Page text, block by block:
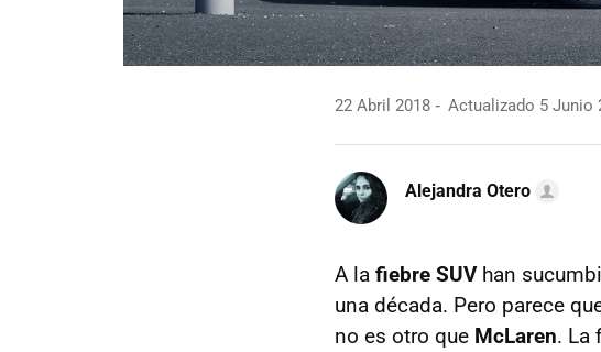
22 Abril 2018 Actualizado 5 Junio
Alejandra Otero
A la fiebre SUVhan
una década. Pero parece
no es otro que McLaren. La